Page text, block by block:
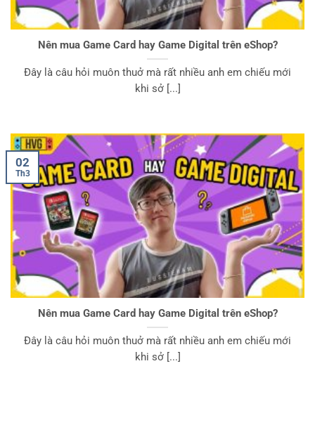
Nên mua Game Card hay Game Digital trên eShop?
Đây là câu hỏi muôn thuở mà rất nhiều anh em chiếu mới
khi sở [...]
Nên mua Game Card hay Game Digital trên eShop?
Đây là câu hỏi muôn thuở mà rất nhiều anh em chiếu mới
khi sở [...]
02
Th3